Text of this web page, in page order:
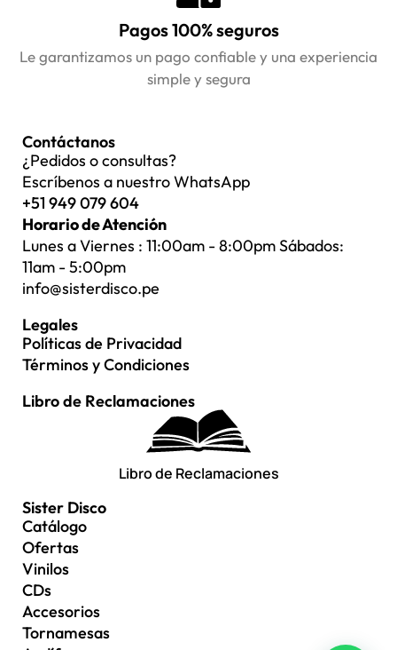
Pagos 100% seguros
Le garantizamos un pago confiable y una experiencia
simple y segura
Contáctanos
¿Pedidos o consultas?
Escríbenos a nuestro WhatsApp
+51 949 079 604
Horario de Atención
Lunes a Viernes : 11:00am - 8:00pm Sábados:
11am - 5:00pm
info@sisterdisco.pe
Legales
Políticas de Privacidad
Términos y Condiciones
Libro de Reclamaciones
Libro de Reclamaciones
Sister Disco
Catálogo
Ofertas
Vinilos
CDs
Accesorios
Tornamesas